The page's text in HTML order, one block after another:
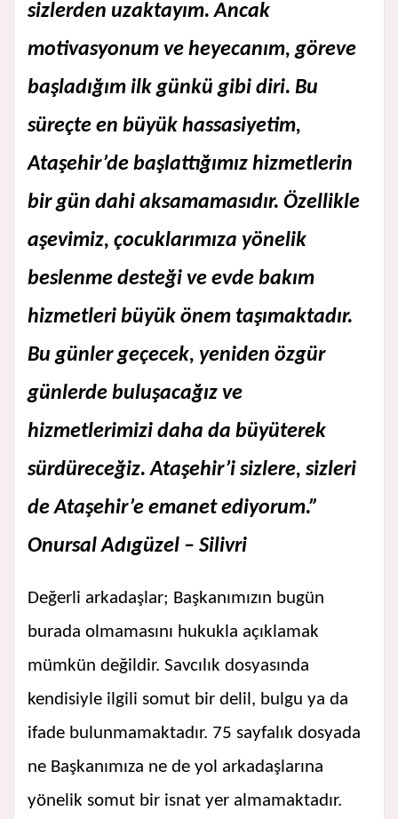
sizlerden uzaktayım. Ancak
motivasyonum ve heyecanım, göreve
başladığım ilk günkü gibi diri. Bu
süreçte en büyük hassasiyetim,
Ataşehir’de başlattığımız hizmetlerin
bir gün dahi aksamamasıdır. Özellikle
aşevimiz, çocuklarımıza yönelik
beslenme desteği ve evde bakım
hizmetleri büyük önem taşımaktadır.
Bu günler geçecek, yeniden özgür
günlerde buluşacağız ve
hizmetlerimizi daha da büyüterek
sürdüreceğiz. Ataşehir’i sizlere, sizleri
de Ataşehir’e emanet ediyorum.”
Onursal Adıgüzel – Silivri
Değerli arkadaşlar; Başkanımızın bugün
burada olmamasını hukukla açıklamak
mümkün değildir. Savcılık dosyasında
kendisiyle ilgili somut bir delil, bulgu ya da
ifade bulunmamaktadır. 75 sayfalık dosyada
ne Başkanımıza ne de yol arkadaşlarına
yönelik somut bir isnat yer almamaktadır.